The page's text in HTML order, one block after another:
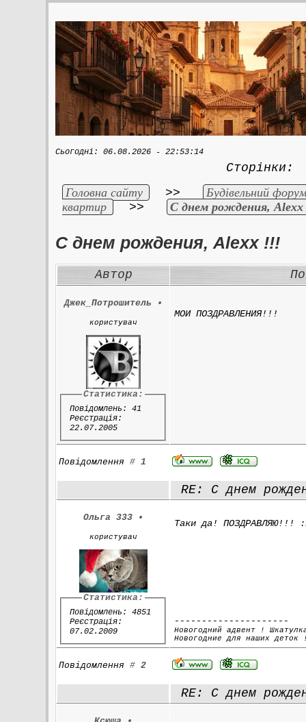
Сьогодні: 06.08.2026 - 22:53:14
Головна сайту
>>
Будівельний
квартир
>> С днем рождения,
С днем рождения, Alexx !!!
Автор
Джек_Потрошитель •
користувач
Статистика:
Повідомлень: 41
Реєстрація:
22.07.2005
МОИ ПОЗДРАВЛЕНИЯ!!!
Повідомлення#1
RE: С днем
Ольга 333 •
користувач
Статистика:
Повідомлень: 4851
Реєстрація:
07.02.2009
Таки да! ПОЗДРАВЛЯЮ!!!
---------------------
Новогодний адвент !
Новогодние для наших деток
Повідомлення#2
RE: С днем